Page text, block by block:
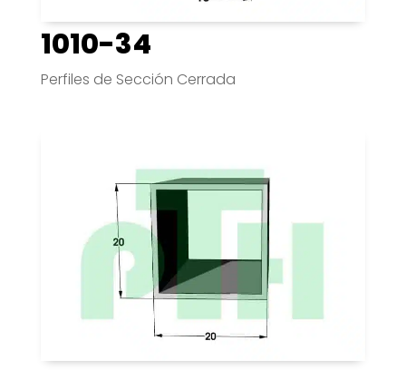
1010-34
Perfiles de Sección Cerrada